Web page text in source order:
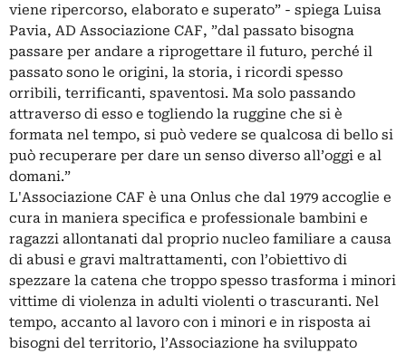
viene ripercorso, elaborato e superato” - spiega Luisa
Pavia, AD Associazione CAF, ”dal passato bisogna
passare per andare a riprogettare il futuro, perché il
passato sono le origini, la storia, i ricordi spesso
orribili, terrificanti, spaventosi. Ma solo passando
attraverso di esso e togliendo la ruggine che si è
formata nel tempo, si può vedere se qualcosa di bello si
può recuperare per dare un senso diverso all’oggi e al
domani.”
L'Associazione CAF è una Onlus che dal 1979 accoglie e
cura in maniera specifica e professionale bambini e
ragazzi allontanati dal proprio nucleo familiare a causa
di abusi e gravi maltrattamenti, con l’obiettivo di
spezzare la catena che troppo spesso trasforma i minori
vittime di violenza in adulti violenti o trascuranti. Nel
tempo, accanto al lavoro con i minori e in risposta ai
bisogni del territorio, l’Associazione ha sviluppato